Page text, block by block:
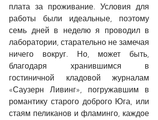
плата за проживание. Условия для
работы были идеальные, поэтому
семь дней в неделю я проводил в
лаборатории, старательно не замечая
ничего вокруг. Но, может быть,
благодаря хранившимся в
гостиничной кладовой журналам
«Саузерн Ливинг», погружавшим в
романтику старого доброго Юга, или
стаям пеликанов и фламинго, каждое